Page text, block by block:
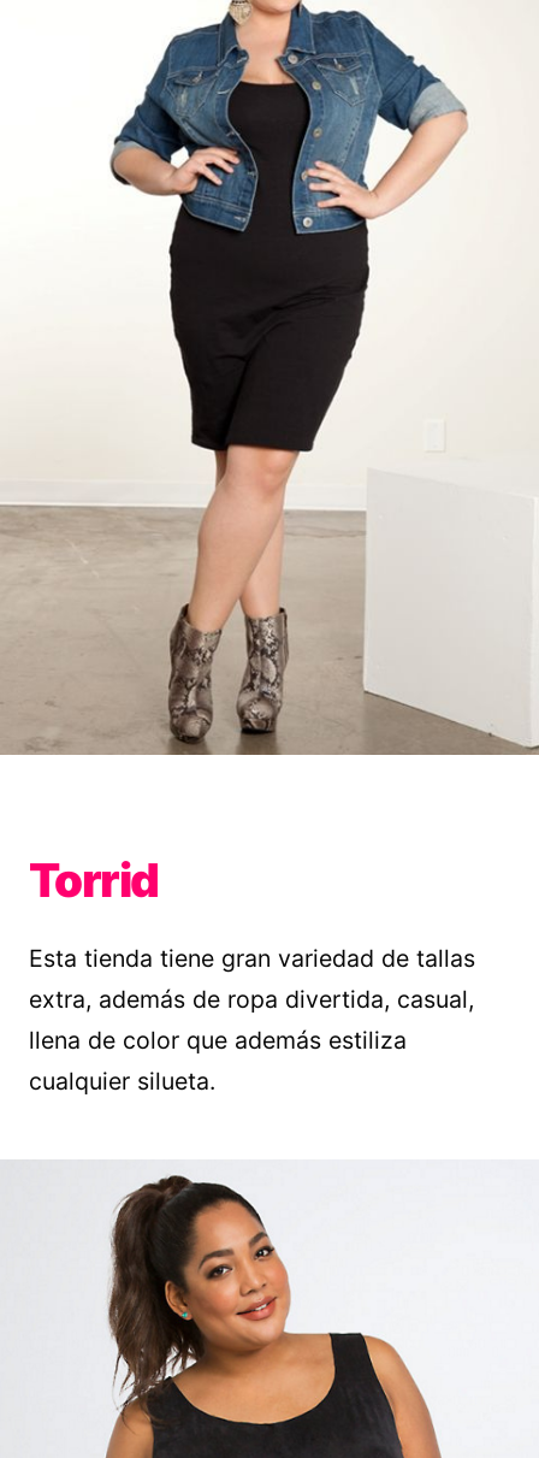
Torrid
Esta tienda tiene gran variedad de tallas
extra, además de ropa divertida, casual,
llena de color que además estiliza
cualquier silueta.